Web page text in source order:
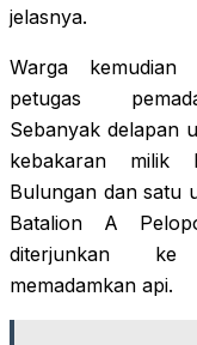
jelasnya.
Warga kemudian
petugas
Sebanyak delapan
kebakaran milik
Bulungan dan satu
Batalion A
diterjunkan
memadamkan api.